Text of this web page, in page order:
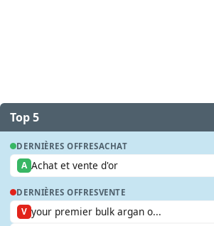
Top 5
DERNIÈRES OFFRESACHAT
A Achat et vente d'or
DERNIÈRES OFFRESVENTE
V your premier bulk argan o...